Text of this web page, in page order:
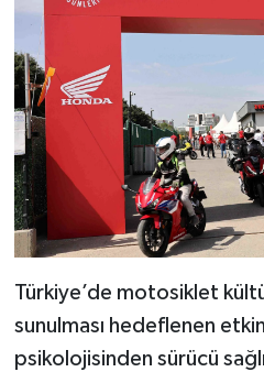
Türkiye’de motosiklet
sunulması hedeflenen
psikolojisinden sürücü